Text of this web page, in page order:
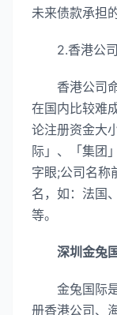
未来债款承担
2.香港公司
香港公司命
在国内比较难
论注册资金大
际」、「集团
字眼;公司名称
名，如：法国
等。
深圳金兔国
金兔国际是
册香港公司、